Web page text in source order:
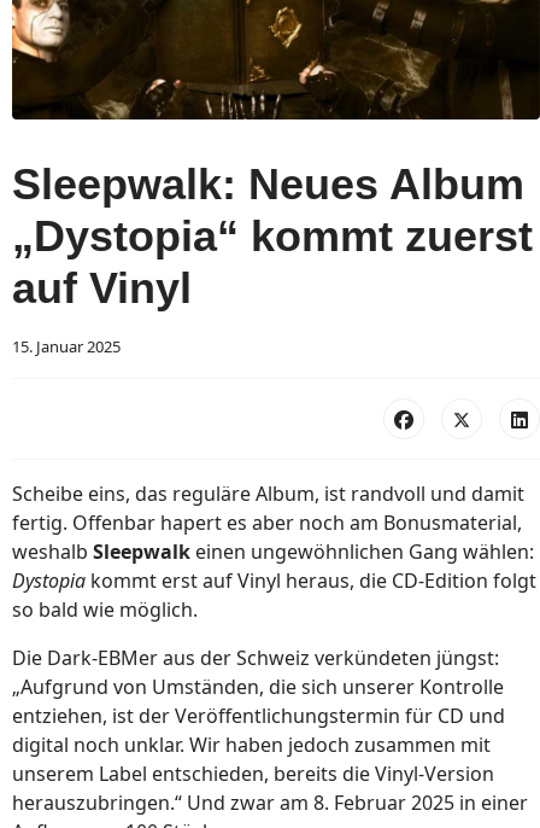
Sleepwalk: Neues Album
„Dystopia“ kommt zuerst
auf Vinyl
15. Januar 2025
Scheibe eins, das reguläre Album, ist randvoll und damit
fertig. Offenbar hapert es aber noch am Bonusmaterial,
weshalb Sleepwalk einen ungewöhnlichen Gang wählen:
Dystopia kommt erst auf Vinyl heraus, die CD-Edition folgt
so bald wie möglich.
Die Dark-EBMer aus der Schweiz verkündeten jüngst:
„Aufgrund von Umständen, die sich unserer Kontrolle
entziehen, ist der Veröffentlichungstermin für CD und
digital noch unklar. Wir haben jedoch zusammen mit
unserem Label entschieden, bereits die Vinyl-Version
herauszubringen.“ Und zwar am 8. Februar 2025 in einer